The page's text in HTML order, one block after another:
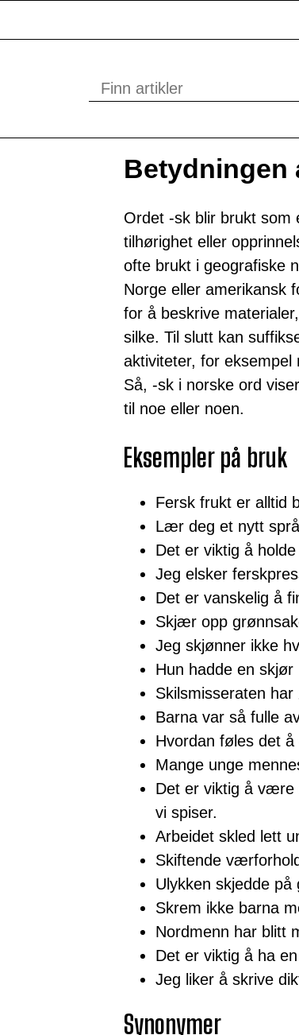
Betydningen
Ordet -sk blir brukt som
tilhørighet eller
ofte brukt i geografiske
Norge eller amerikansk
for å beskrive
silke. Til slutt kan
aktiviteter, for eksempel
Så, -sk i norske ord
til noe eller noen.
Eksempler på bruk
Fersk frukt er alltid
Lær deg et nytt
Det er viktig å
Jeg elsker
Det er vanskelig å
Skjær opp
Jeg skjønner ikke
Hun hadde en skjør
Skilsmisseraten
Barna var så fulle
Hvordan føles det
Mange unge
Det er viktig å være
vi spiser.
Arbeidet skled lett
Skiftende
Ulykken skjedde på
Skrem ikke barna
Nordmenn har blitt
Det er viktig å ha
Jeg liker å skrive
Synonymer